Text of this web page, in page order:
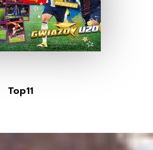
Top11